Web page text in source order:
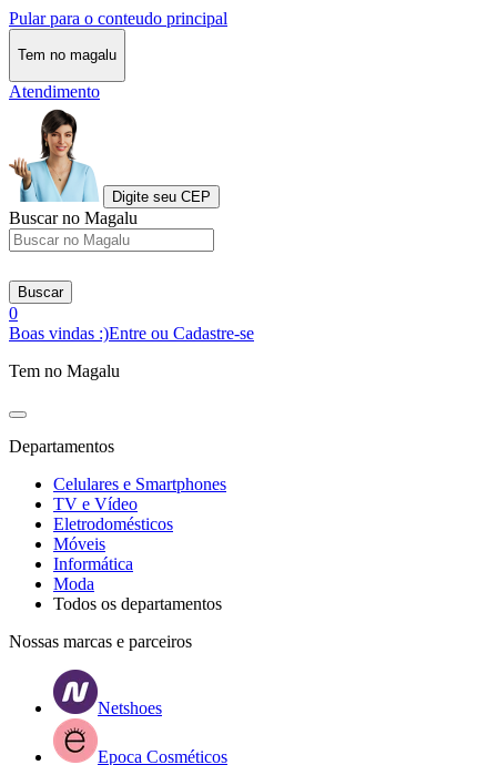
Pular para o conteudo principal
Tem no magalu
Atendimento
Digite seu CEP
Buscar no Magalu
Buscar
0
Boas vindas :)Entre ou Cadastre-se
Tem no Magalu
Departamentos
Celulares e Smartphones
TV e Vídeo
Eletrodomésticos
Móveis
Informática
Moda
Todos os departamentos
Nossas marcas e parceiros
Netshoes
Epoca Cosméticos